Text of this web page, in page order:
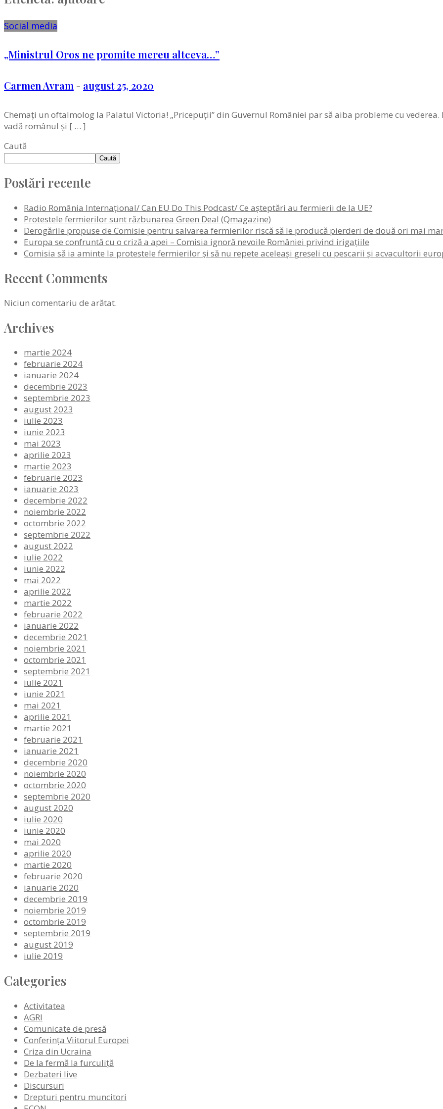
Social media
„Ministrul Oros ne promite mereu altceva…”
Carmen Avram - august 25, 2020
Chemați un oftalmolog la Palatul Victoria! „Pricepuții” din Guvernul României par să aiba probleme cu vederea.
vadă românul şi [ … ]
Caută
Caută
Postări recente
Radio România Internaţional/ Can EU Do This Podcast/ Ce așteptări au fermierii de la UE?
Protestele fermierilor sunt răzbunarea Green Deal (Qmagazine)
Derogările propuse de Comisie pentru salvarea fermierilor riscă să le producă pierderi de două ori mai
Europa se confruntă cu o criză a apei – Comisia ignoră nevoile României privind irigațiile
Comisia să ia aminte la protestele fermierilor și să nu repete aceleași greșeli cu pescarii și acvacultorii
Recent Comments
Niciun comentariu de arătat.
Archives
martie 2024
februarie 2024
ianuarie 2024
decembrie 2023
septembrie 2023
august 2023
iulie 2023
iunie 2023
mai 2023
aprilie 2023
martie 2023
februarie 2023
ianuarie 2023
decembrie 2022
noiembrie 2022
octombrie 2022
septembrie 2022
august 2022
iulie 2022
iunie 2022
mai 2022
aprilie 2022
martie 2022
februarie 2022
ianuarie 2022
decembrie 2021
noiembrie 2021
octombrie 2021
septembrie 2021
iulie 2021
iunie 2021
mai 2021
aprilie 2021
martie 2021
februarie 2021
ianuarie 2021
decembrie 2020
noiembrie 2020
octombrie 2020
septembrie 2020
august 2020
iulie 2020
iunie 2020
mai 2020
aprilie 2020
martie 2020
februarie 2020
ianuarie 2020
decembrie 2019
noiembrie 2019
octombrie 2019
septembrie 2019
august 2019
iulie 2019
Categories
Activitatea
AGRI
Comunicate de presă
Conferința Viitorul Europei
Criza din Ucraina
De la fermă la furculiță
Dezbateri live
Discursuri
Drepturi pentru muncitori